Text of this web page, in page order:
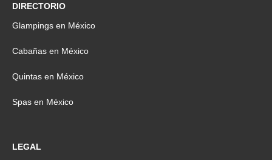
DIRECTORIO
Glampings en México
Cabañas en México
Quintas en México
Spas en México
LEGAL